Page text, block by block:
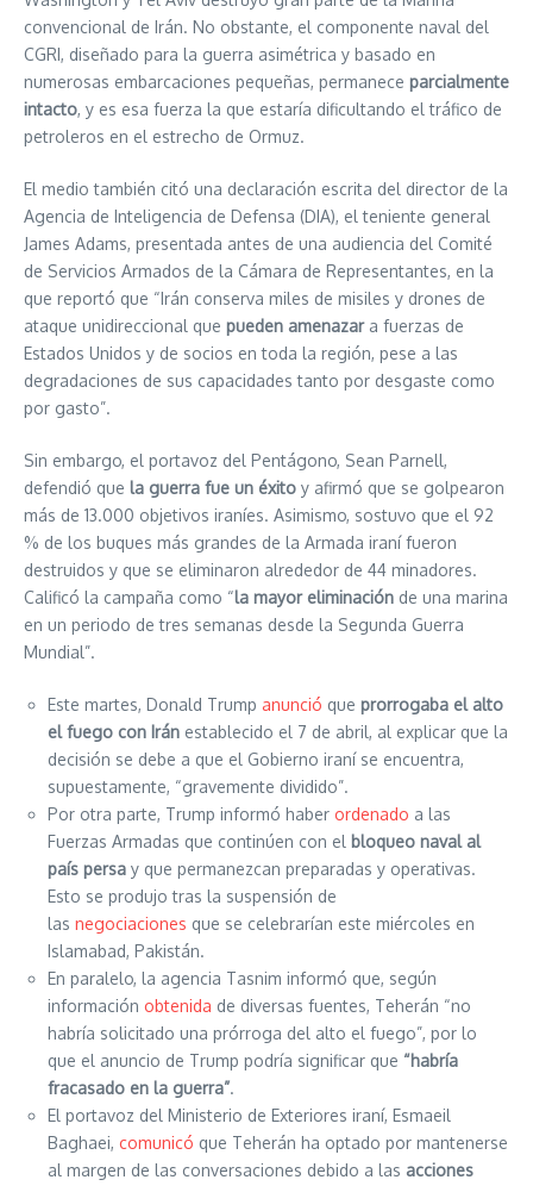
convencional de Irán. No obstante, el componente naval del
CGRI, diseñado para la guerra asimétrica y basado en
numerosas embarcaciones pequeñas, permanece parcialmente
intacto, y es esa fuerza la que estaría dificultando el tráfico de
petroleros en el estrecho de Ormuz.
El medio también citó una declaración escrita del director de la
Agencia de Inteligencia de Defensa (DIA), el teniente general
James Adams, presentada antes de una audiencia del Comité
de Servicios Armados de la Cámara de Representantes, en la
que reportó que “Irán conserva miles de misiles y drones de
ataque unidireccional que pueden amenazara fuerzas de
Estados Unidos y de socios en toda la región, pese a las
degradaciones de sus capacidades tanto por desgaste como
por gasto”.
Sin embargo, el portavoz del Pentágono, Sean Parnell,
defendió que la guerra fue un éxito y afirmó que se golpearon
más de 13.000 objetivos iraníes. Asimismo, sostuvo que el 92
% de los buques más grandes de la Armada iraní fueron
destruidos y que se eliminaron alrededor de 44 minadores.
Calificó la campaña como “la mayor eliminación de una marina
en un periodo de tres semanas desde la Segunda Guerra
Mundial”.
Este martes, Donald Trump anunció que prorrogaba el alto
el fuego con Irán establecido el 7 de abril, al explicar que la
decisión se debe a que el Gobierno iraní se encuentra,
supuestamente, “gravemente dividido”.
Por otra parte, Trump informó haber ordenado a las
Fuerzas Armadas que continúen con el bloqueo naval al
país persa y que permanezcan preparadas y operativas.
Esto se produjo tras la suspensión de
las negociaciones que se celebrarían este miércoles en
Islamabad, Pakistán.
En paralelo, la agencia Tasnim informó que, según
información obtenida de diversas fuentes, Teherán “no
habría solicitado una prórroga del alto el fuego”, por lo
que el anuncio de Trump podría significar que “habría
fracasado en la guerra”.
El portavoz del Ministerio de Exteriores iraní, Esmaeil
Baghaei, comunicó que Teherán ha optado por mantenerse
al margen de las conversaciones debido a las acciones